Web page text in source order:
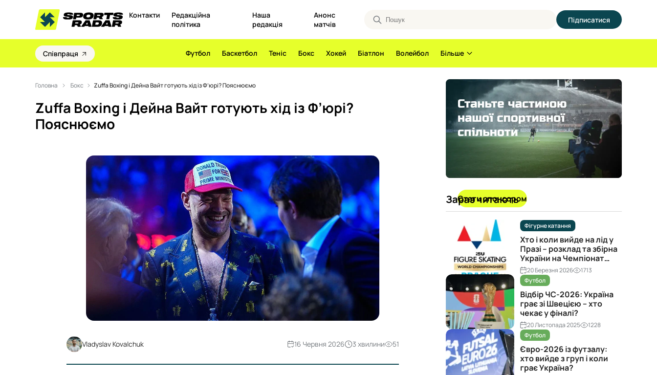
Контакти
Редакційна
політика
Наша
редакція
Анонс
матчів
Підписатися
Співпраця Футбол Баскетбол Теніс Бокс Хокей Біатлон Волейбол Більше
Стати спонсором
Головна Бокс Zuffa Boxing і Дейна Вайт готують хід із Ф’юрі? Пояснюємо
Zuffa Boxing і Дейна Вайт готують хід із Ф’юрі?
Пояснюємо
Vladyslav Kovalchuk 3 хвилини 51
16 Червня 2026
Зараз читають
Фігурне катання
Хто і коли вийде на лід у
Празі – розклад та збірна
України на Чемпіонат
світу з фігурного катання
2026
20 Березня 2026
1713
Футбол
Відбір ЧС-2026: Україна
грає зі Швецією – хто
чекає у фіналі?
20 Листопада 2025
1228
Футбол
Євро-2026 із футзалу:
хто вийде з груп і коли
грає Україна?